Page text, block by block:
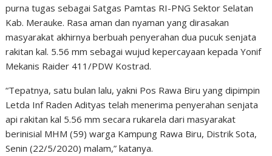
purna tugas sebagai Satgas Pamtas RI-PNG Sektor Selatan
Kab. Merauke. Rasa aman dan nyaman yang dirasakan
masyarakat akhirnya berbuah penyerahan dua pucuk senjata
rakitan kal. 5.56 mm sebagai wujud kepercayaan kepada Yonif
Mekanis Raider 411/PDW Kostrad.
“Tepatnya, satu bulan lalu, yakni Pos Rawa Biru yang dipimpin
Letda Inf Raden Adityas telah menerima penyerahan senjata
api rakitan kal 5.56 mm secara rukarela dari masyarakat
berinisial MHM (59) warga Kampung Rawa Biru, Distrik Sota,
Senin (22/5/2020) malam,” katanya.